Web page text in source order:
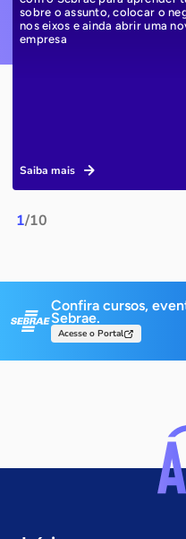
1/10
sobre o assunto, colocar o
nos eixos e ainda abrir uma
empresa
Saiba mais
Confira cursos,
Sebrae.
Acesse o Portal